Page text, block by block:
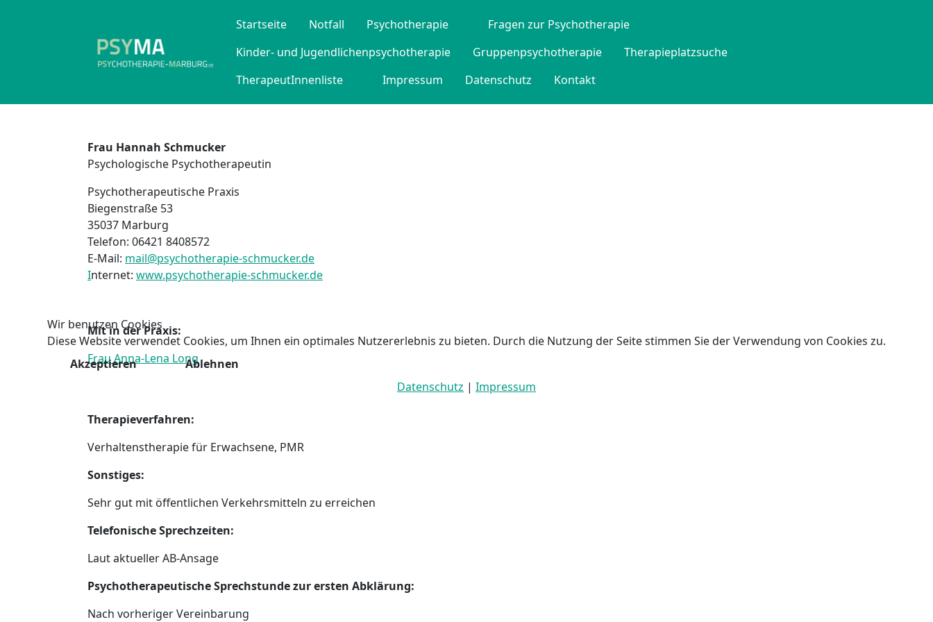
Startseite Notfall Psychotherapie
Fragen zur Psychotherapie
Kinder- und Jugendlichenpsychotherapie
Gruppenpsychotherapie
Therapieplatzsuche
TherapeutInnenliste
Impressum Datenschutz Kontakt
Frau Hannah Schmucker
Psychologische Psychotherapeutin
Psychotherapeutische Praxis
Biegenstraße 53
35037 Marburg
Telefon: 06421 8408572
E-Mail: mail@psychotherapie-schmucker.de
Internet: www.psychotherapie-schmucker.de
Mit in der Praxis:
Frau Anna-Lena Long
Therapieverfahren:
Verhaltenstherapie für Erwachsene, PMR
Sonstiges:
Sehr gut mit öffentlichen Verkehrsmitteln zu erreichen
Telefonische Sprechzeiten:
Laut aktueller AB-Ansage
Psychotherapeutische Sprechstunde zur ersten Abklärung:
Nach vorheriger Vereinbarung
Wir benutzen Cookies
Diese Website verwendet Cookies, um Ihnen ein optimales Nutzererlebnis zu bieten. Durch die Nutzung der Seite stimmen Sie der Verwendung von Cookies zu.
Akzeptieren
Ablehnen
Datenschutz | Impressum